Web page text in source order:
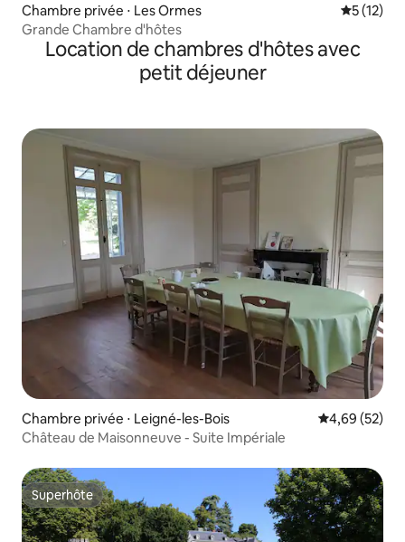
Chambre privée ⋅ Les Ormes
5 (12)
Grande Chambre d'hôtes
Location de chambres d'hôtes avec
petit déjeuner
Chambre privée ⋅ Leigné-les-Bois Évaluation
4,69 (52)
Château de Maisonneuve - Suite Impériale
Superhôte
Superhôte